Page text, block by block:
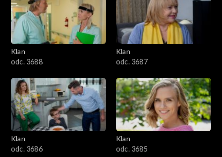
2501–2600
2401–2500
2301–2400
2201–2300
2101–2200
2001–2100
1901–2000
Klan
odc. 3688
Klan
odc. 3687
Klan
odc. 3686
Klan
odc. 3685